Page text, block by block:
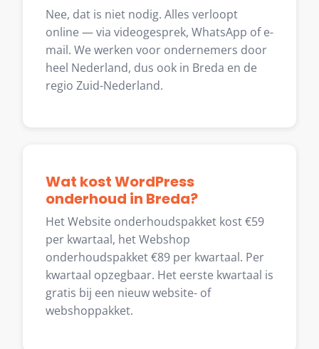
Nee, dat is niet nodig. Alles verloopt
online — via videogesprek, WhatsApp of e-
mail. We werken voor ondernemers door
heel Nederland, dus ook in Breda en de
regio Zuid-Nederland.
Wat kost WordPress
onderhoud in Breda?
Het Website onderhoudspakket kost €59
per kwartaal, het Webshop
onderhoudspakket €89 per kwartaal. Per
kwartaal opzegbaar. Het eerste kwartaal is
gratis bij een nieuw website- of
webshoppakket.